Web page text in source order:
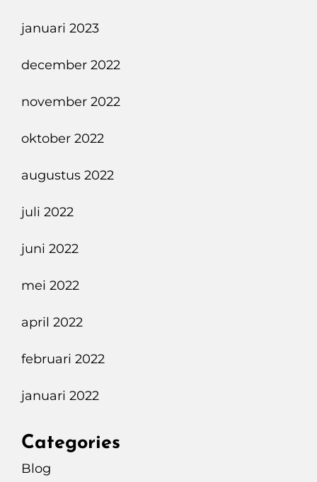
januari 2023
december 2022
november 2022
oktober 2022
augustus 2022
juli 2022
juni 2022
mei 2022
april 2022
februari 2022
januari 2022
Categories
Blog